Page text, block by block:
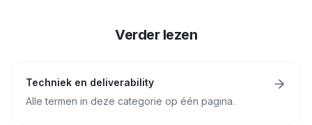
Verder lezen
Techniek en deliverability
Alle termen in deze categorie op één pagina.